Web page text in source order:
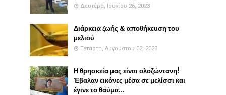
Δευτέρα, Ιουνίου 26, 2023
Διάρκεια ζωής & αποθήκευση του
μελιού
Τετάρτη, Αυγούστου 02, 2023
Η θρησκεία μας είναι ολοζώντανη!
Έβαλαν εικόνες μέσα σε μελίσσι και
έγινε το θαύμα...